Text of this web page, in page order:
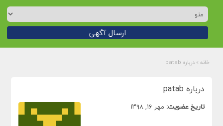
ارسال آگهی
خانه » درباره patab
درباره patab
تاریخ عضویت: مهر ۱۶, ۱۳۹۸